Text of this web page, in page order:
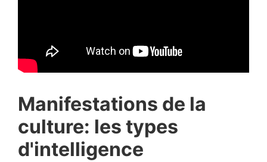
Manifestations de la
culture: les types
d'intelligence